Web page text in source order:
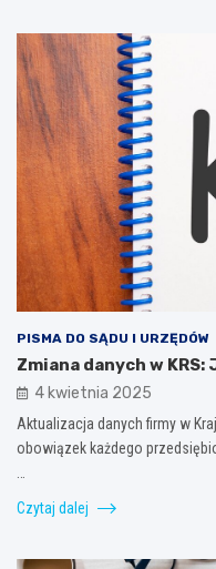
PISMA DO SĄDU I URZĘDÓW
Zmiana danych w
4 kwietnia 2025
Aktualizacja danych firmy w
obowiązek każdego
Czytaj dalej